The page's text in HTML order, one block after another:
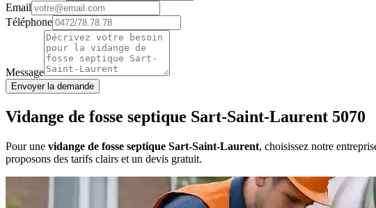
Email
Téléphone
Message
Envoyer la demande
Vidange de fosse septique Sart-Saint-Laurent 5070
Pour une vidange de fosse septique Sart-Saint-Laurent, choisissez notre
proposons des tarifs clairs et un devis gratuit.